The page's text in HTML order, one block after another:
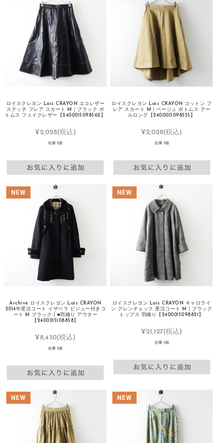
ロイスクレヨン Lois CRAYON エコレザー
ステッチ フレア スカート M｜ブラック ボ
トムス フェイクレザー【2400015098562】
¥2,028(税込)
在庫 1個
ロイスクレヨン Lois CRAYON コットン フ
レア スカート M｜ベージュ ボトムス テー
ルロング【2400015098555】
¥2,028(税込)
在庫 1個
Archive ロイスクレヨン Lois CRAYON
2014年受注コート イザベラ ビジュー付きコ
ート M ブラック┃■羽織り アウター
【2400015108858】
¥8,430(税込)
在庫 1個
ロイスクレヨン Lois CRAYON キャロライ
ン グレンチェック 受注コート M｜ブラック
トップス 羽織り【2400015098821】
¥21,127(税込)
在庫 1個